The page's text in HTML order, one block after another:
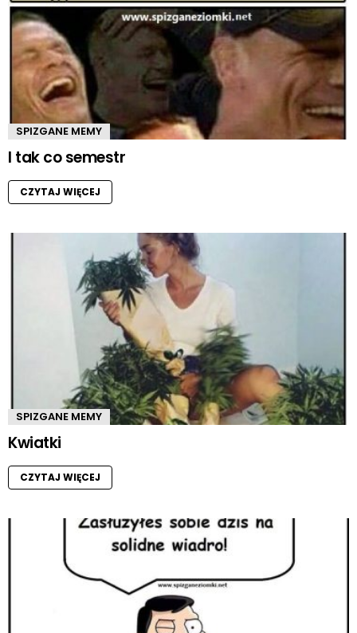
SPIZGANE MEMY
I tak co semestr
CZYTAJ WIĘCEJ
SPIZGANE MEMY
Kwiatki
CZYTAJ WIĘCEJ